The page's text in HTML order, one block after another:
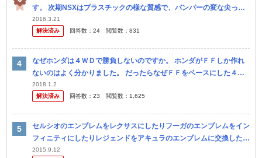
す。 次期NSXはプラスチックの様な質感で、バンパーの変な尖った
装飾は何の意味があるのかわかりません。 Aピラーからフロ ントま
で...
2016.3.21
解決済み
回答数： 24 閲覧数： 831
なぜホンダは４ＷＤで勝負しないのですか。 ホンダがＦＦしか作れ
ないのはよく分かりました。 だったらなぜＦＦをベースにした４Ｗ
Ｄで勝負しないのですか。 なぜシビックtypeＲを４ＷＤにしないの
で...
2018.1.2
解決済み
回答数： 23 閲覧数： 1,625
セルシオのエンブレムをレクサスにしたりフーガのエンブレムをイン
フィニティにしたりレジェンドをアキュラのエンブレムに交換したり
する車をよく見ます。 あれって恥ずかしくないんでしょう か？ 私
2015.9.12